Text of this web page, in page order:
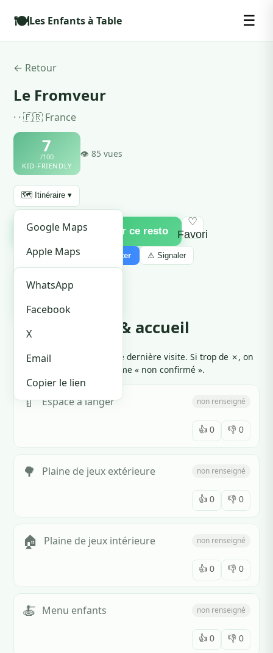
🍽️Les Enfants à Table ☰
← Retour
Le Fromveur
· · 🇫🇷 France
7
/100
KID-FRIENDLY
👁 85 vues
🗺️ Itinéraire ▾
Google Maps
Apple Maps
✅ Je viens de visiter ce resto
♡
Favori
🔗 Partager ▾
WhatsApp
Facebook
X
Email
Copier le lien
🔔 M'alerter
⚠ Signaler
Équipements & accueil
Cliquez 👍 ou 👎 selon votre dernière visite. Si trop de ✗, on
marque l'équipement comme « non confirmé ».
🍼 Espace à langer non renseigné
👍 0 👎 0
🌳 Plaine de jeux extérieure non renseigné
👍 0 👎 0
🏠 Plaine de jeux intérieure non renseigné
👍 0 👎 0
🍝 Menu enfants non renseigné
👍 0 👎 0